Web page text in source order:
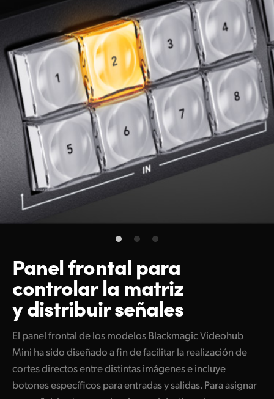
Panel frontal para
controlarla matriz
y distribuir señales
El panel frontal de los modelos Blackmagic Videohub
Mini ha sido diseñado a fin de facilitar la realización de
cortes directos entre distintas imágenes e incluye
botones específicos para entradas y salidas. Para asignar